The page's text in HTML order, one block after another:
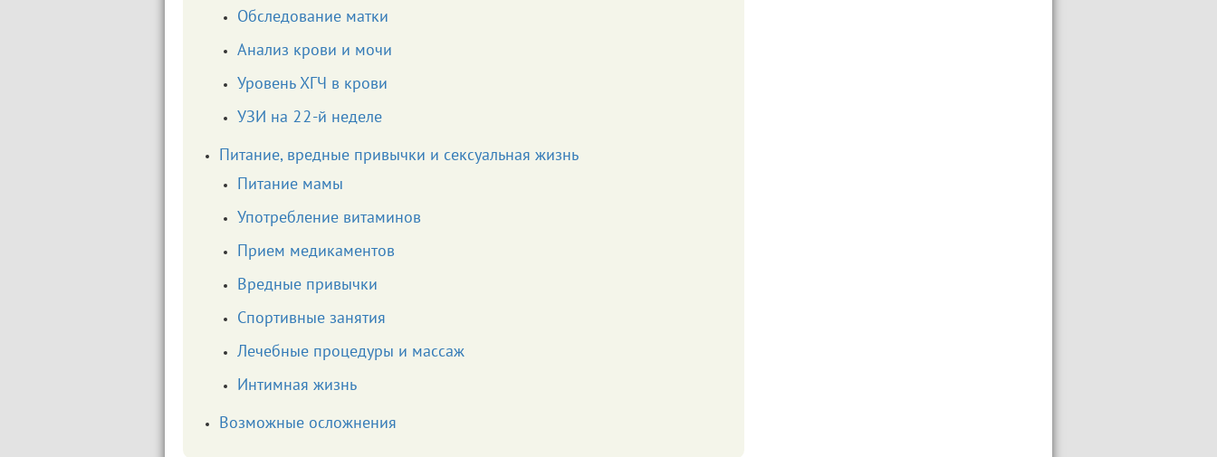
Обследование матки
Анализ крови и мочи
Уровень ХГЧ в крови
УЗИ на 22-й неделе
Питание, вредные привычки и сексуальная жизнь
Питание мамы
Употребление витаминов
Прием медикаментов
Вредные привычки
Спортивные занятия
Лечебные процедуры и массаж
Интимная жизнь
Возможные осложнения